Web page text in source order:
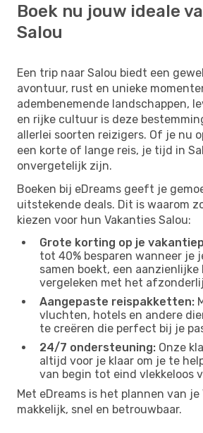
Boek nu jouw ideale
Salou
Een trip naar Salou biedt een
avontuur, rust en unieke
adembenemende landschappen,
en rijke cultuur is deze
allerlei soorten reizigers. Of je nu
een korte of lange reis, je tijd in
onvergetelijk zijn.
Boeken bij eDreams geeft je
uitstekende deals. Dit is waarom
kiezen voor hun Vakanties Salou:
Grote korting op je
tot 40% besparen wanneer je
samen boekt, een aanzienlijke
vergeleken met het
Aangepaste reispakketten:
vluchten, hotels en andere
te creëren die perfect bij je
24/7 ondersteuning: Onze
altijd voor je klaar om je te
van begin tot eind vlekkeloos
Met eDreams is het plannen van je
makkelijk, snel en betrouwbaar.